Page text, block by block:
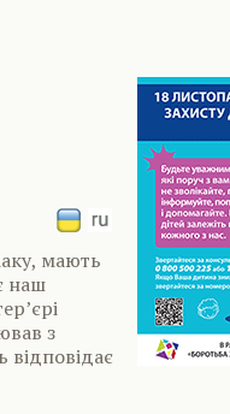
мають
наш
з
відповідає